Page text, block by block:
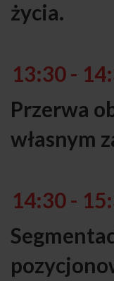
życia.
13:30 -
Przerwa
własnym
14:30 -